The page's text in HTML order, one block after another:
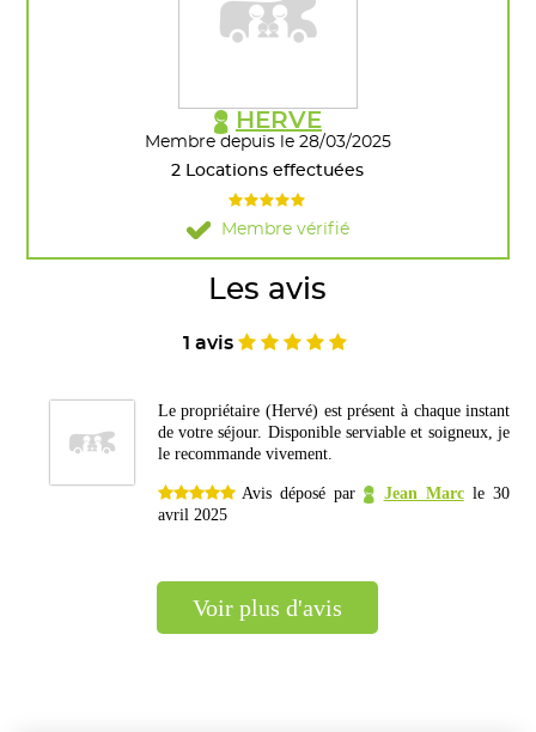
HERVE
Membre depuis le 28/03/2025
2 Locations effectuées
Membre vérifié
Les avis
1 avis
Le propriétaire (Hervé) est présent à chaque instant
de votre séjour. Disponible serviable et soigneux, je
le recommande vivement.
Avis déposé par Jean Marcle 30
avril 2025
voir plus d'avis